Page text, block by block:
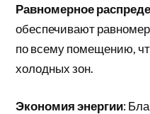
Равномерное
обеспечивают
по всему помещению,
холодных зон.
Экономия энергии: